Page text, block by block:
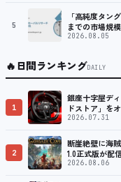
5
「高純度タン
までの市場規
2026.08.05
🔥日間ランキングDAILY
1
銀座十字屋デ
ドストア」を
ング／フライ
2026.07.31
2
断崖絶壁に海
1.0正式版が配
2026.08.06